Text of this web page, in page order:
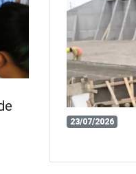
23/07/2026